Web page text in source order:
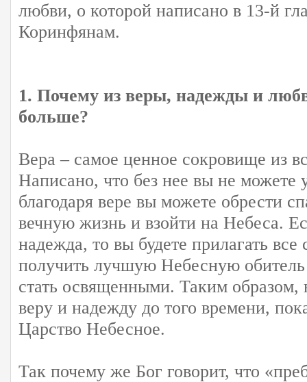
любви, о которой написано в 13-й
Коринфянам.
1. Почему из веры, надежды и
больше?
Вера – самое ценное сокровище из
Написано, что без нее вы не можете
благодаря вере вы можете обрести
вечную жизнь и взойти на Небеса.
надежда, то вы будете прилагать
получить лучшую Небесную обитель
стать освященными. Таким
веру и надежду до того времени,
Царство Небесное.
Так почему же Бог говорит, что